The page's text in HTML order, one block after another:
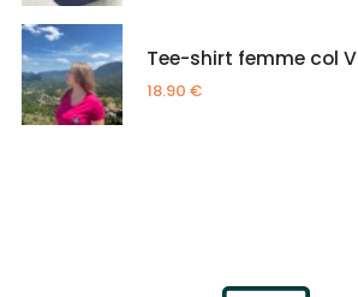
Tee-shirt femme col V
18.90 €